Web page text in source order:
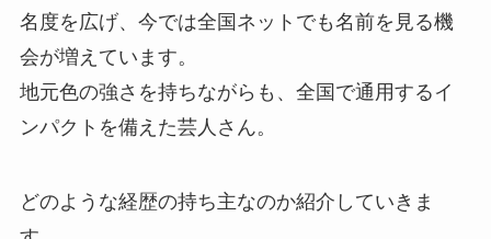
名度を広げ、今では全国ネットでも名前を見る機
会が増えています。
地元色の強さを持ちながらも、全国で通用するイ
ンパクトを備えた芸人さん。
どのような経歴の持ち主なのか紹介していきま